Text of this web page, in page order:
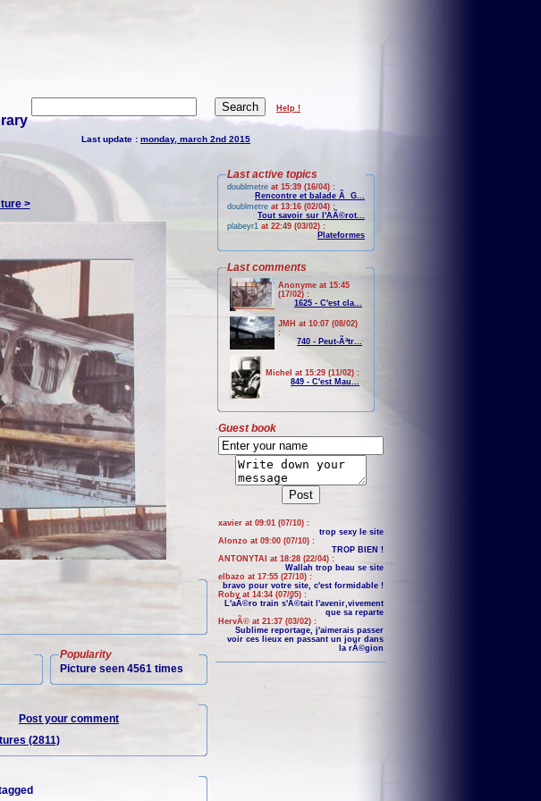
Help !
Last update : monday, march 2nd 2015
>
Popularity
Picture seen 4561 times
Post your comment
(2811)
Last active topics
doublmetre at 15:39 (16/04) :
Rencontre et balade Ã G...
doublmetre at 13:16 (02/04) :
Tout savoir sur l'AÃ©rot...
plabeyr1 at 22:49 (03/02) :
Plateformes
Last comments
Anonyme at 15:45
(17/02) :
1625 - C'est cla...
JMH at 10:07 (08/02)
:
740 - Peut-Ãªtr...
Michel at 15:29 (11/02) :
849 - C'est Mau...
Guest book
xavier at 09:01 (07/10) :
trop sexy le site
Alonzo at 09:00 (07/10) :
TROP BIEN !
ANTONYTAI at 18:28 (22/04) :
Wallah trop beau se site
elbazo at 17:55 (27/10) :
bravo pour votre site, c'est formidable !
Roby at 14:34 (07/05) :
L'aÃ©ro train s'Ã©tait l'avenir,vivement
que sa reparte
HervÃ© at 21:37 (03/02) :
Sublime reportage, j'aimerais passer
voir ces lieux en passant un jour dans
la rÃ©gion